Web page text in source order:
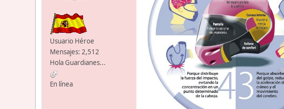
Usuario Héroe
Mensajes: 2,512
Hola Guardianes...
En línea